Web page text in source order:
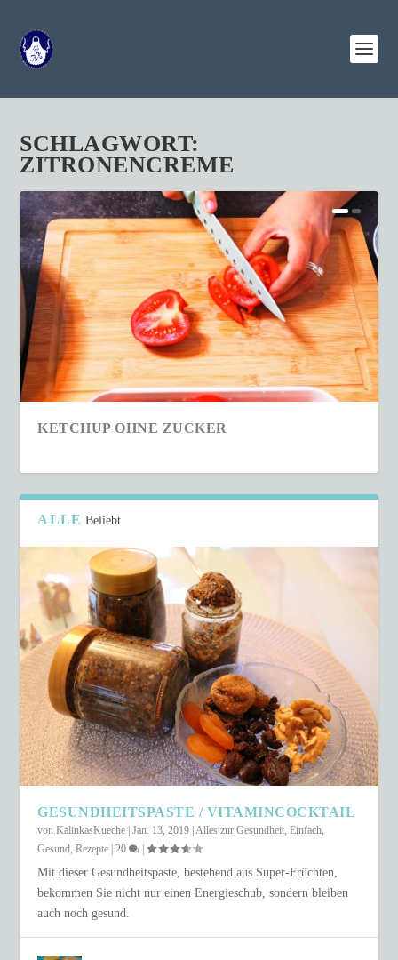
SCHLAGWORT:
ZITRONENCREME
KETCHUP OHNE ZUCKER
SCHNELLER COUSCOUS-SALAT IN NUR 15
MINUTEN
ALLE Beliebt
GESUNDHEITSPASTE / VITAMINCOCKTAIL
vonKalinkasKueche |Jan. 13, 2019 |Alles zur Gesundheit,Einfach,
Gesund,Rezepte |20 |
Mit dieser Gesundheitspaste, bestehend aus Super-Früchten,
bekommen Sie nicht nur einen Energieschub, sondern bleiben
auch noch gesund.